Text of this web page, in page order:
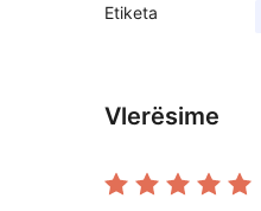
Etiketa
Vlerësime